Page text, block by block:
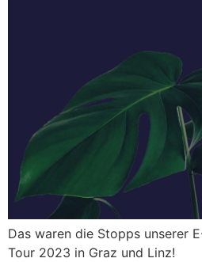
Das waren die Stopps unserer
Tour 2023 in Graz und Linz!